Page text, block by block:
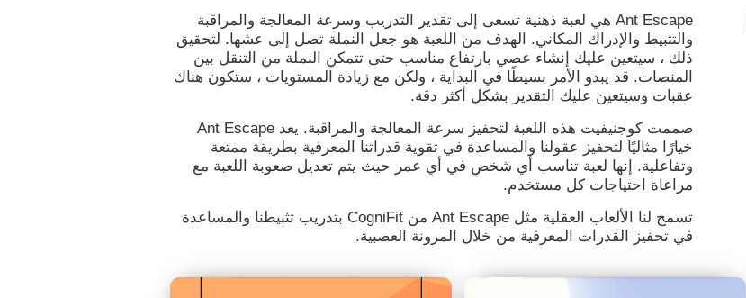
Ant Escape هي لعبة ذهنية تسعى إلى تقدير التدريب وسرعة المعالجة والمراقبة
والتثبيط والإدراك المكاني. الهدف من اللعبة هو جعل النملة تصل إلى عشها. لتحقيق
ذلك ، سيتعين عليك إنشاء عصي بارتفاع مناسب حتى تتمكن النملة من التنقل بين
المنصات. قد يبدو الأمر بسيطًا في البداية ، ولكن مع زيادة المستويات ، ستكون هناك
عقبات وسيتعين عليك التقدير بشكل أكثر دقة.
صممت كوجنيفيت هذه اللعبة لتحفيز سرعة المعالجة والمراقبة. يعد Ant Escape
خيارًا مثاليًا لتحفيز عقولنا والمساعدة في تقوية قدراتنا المعرفية بطريقة ممتعة
وتفاعلية. إنها لعبة تناسب أي شخص في أي عمر حيث يتم تعديل صعوبة اللعبة مع
مراعاة احتياجات كل مستخدم.
تسمح لنا الألعاب العقلية مثل Ant Escape من CogniFit بتدريب تثبيطنا والمساعدة
في تحفيز القدرات المعرفية من خلال المرونة العصبية.